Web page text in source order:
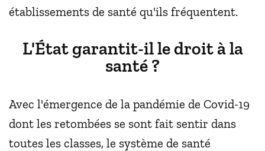
établissements de santé qu'ils fréquentent.
L'État garantit-il le droit à la
santé ?
Avec l'émergence de la pandémie de Covid-19
dont les retombées se sont fait sentir dans
toutes les classes, le système de santé